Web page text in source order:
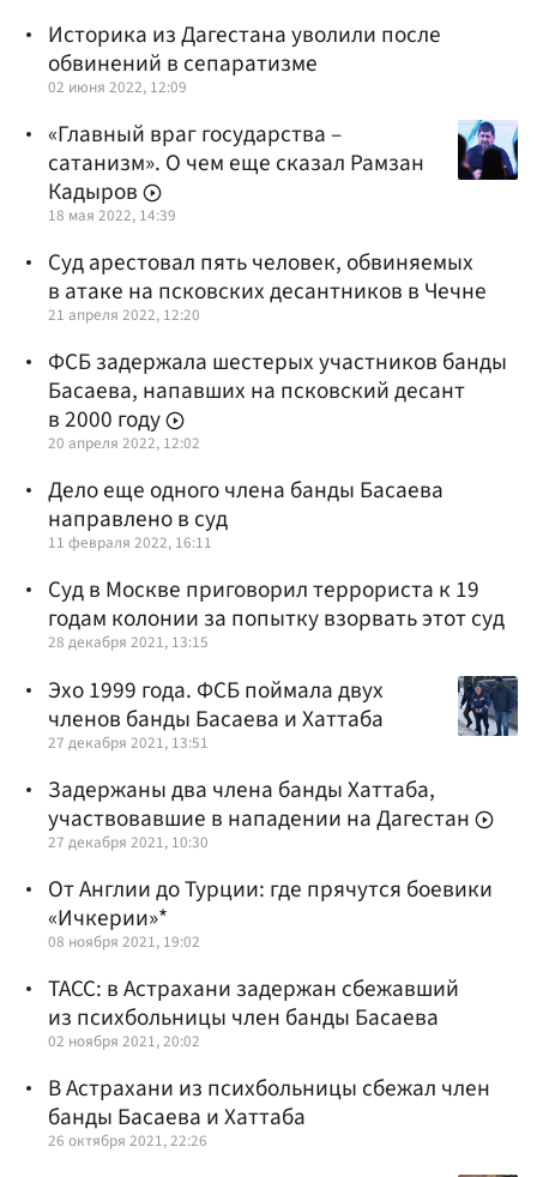
Историка из Дагестана уволили после
обвинений в сепаратизме
02 июня 2022, 12:09
«Главный враг государства –
сатанизм». О чем еще сказал Рамзан
Кадыров
18 мая 2022, 14:39
Суд арестовал пять человек, обвиняемых
в атаке на псковских десантников в Чечне
21 апреля 2022, 12:20
ФСБ задержала шестерых участников банды
Басаева, напавших на псковский десант
в 2000 году
20 апреля 2022, 12:02
Дело еще одного члена банды Басаева
направлено в суд
11 февраля 2022, 16:11
Cуд в Москве приговорил террориста к 19
годам колонии за попытку взорвать этот суд
28 декабря 2021, 13:15
Эхо 1999 года. ФСБ поймала двух
членов банды Басаева и Хаттаба
27 декабря 2021, 13:51
Задержаны два члена банды Хаттаба,
участвовавшие в нападении на Дагестан
27 декабря 2021, 10:30
От Англии до Турции: где прячутся боевики
«Ичкерии»*
08 ноября 2021, 19:02
ТАСС: в Астрахани задержан сбежавший
из психбольницы член банды Басаева
02 ноября 2021, 20:02
В Астрахани из психбольницы сбежал член
банды Басаева и Хаттаба
26 октября 2021, 22:26